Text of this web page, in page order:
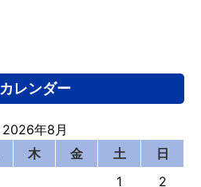
カレンダー
2026年8月
木 金 土
日
1
2